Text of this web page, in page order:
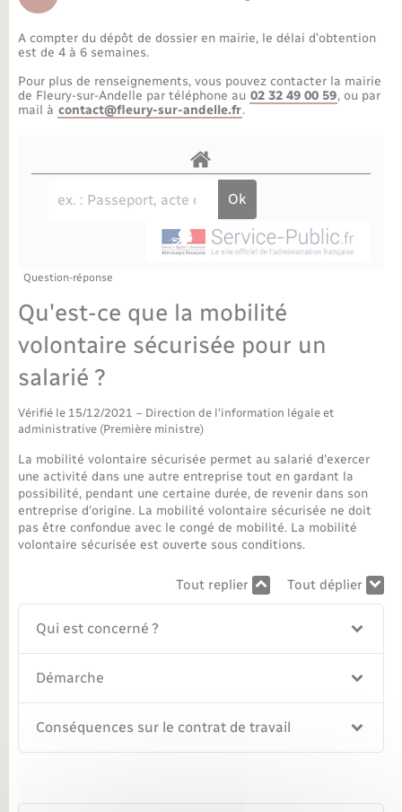
Parrainage civil
Recensement militaire
Petite enfance
Info jeunes
Associations
Bibliothèques
Sport
Tourisme
Nouvel habitant
Nouvelle activité
Numérique
Organisation d’événement
Sécurité - Prévention
Seniors
Transports
Bornes de recharge électrique
Travaux - Autorisation d’occupation de l’espace
public
Publications
Agenda
La Communauté de communes
A compter du dépôt de dossier en mairie, le délai d’obtention
est de 4 à 6 semaines.
Pour plus de renseignements, vous pouvez contacter la mairie
de Fleury-sur-Andelle par téléphone au 02 32 49 00 59, ou par
mail à contact@fleury-sur-andelle.fr.
Question-réponse
Qu'est-ce que la mobilité
volontaire sécurisée pour un
salarié ?
Vérifié le 15/12/2021 – Direction de l'information légale et
administrative (Première ministre)
La mobilité volontaire sécurisée permet au salarié d'exercer
une activité dans une autre entreprise tout en gardant la
possibilité, pendant une certaine durée, de revenir dans son
entreprise d'origine. La mobilité volontaire sécurisée ne doit
pas être confondue avec le congé de mobilité. La mobilité
volontaire sécurisée est ouverte sous conditions.
Tout replier Tout déplier
Qui est concerné ?
Démarche
Conséquences sur le contrat de travail